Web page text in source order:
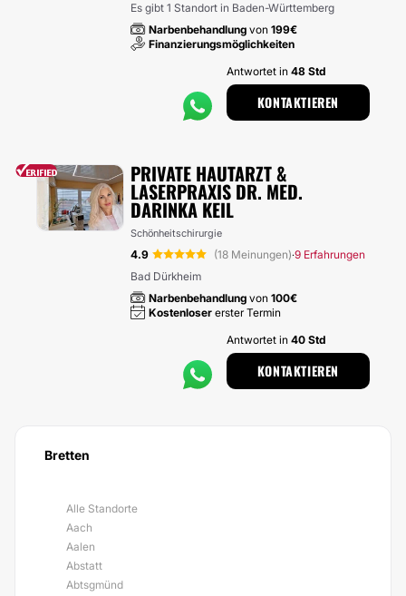
Es gibt 1 Standort in Baden-Württemberg
Narbenbehandlung von 199€
Finanzierungsmöglichkeiten
Antwortet in 48 Std
KONTAKTIEREN
PRIVATE HAUTARZT &
LASERPRAXIS DR. MED.
DARINKA KEIL
Schönheitschirurgie
4.9 (18 Meinungen)·9 Erfahrungen
Bad Dürkheim
Narbenbehandlung von 100€
Kostenloser erster Termin
Antwortet in 40 Std
KONTAKTIEREN
Bretten
Alle Standorte
Aach
Aalen
Abstatt
Abtsgmünd